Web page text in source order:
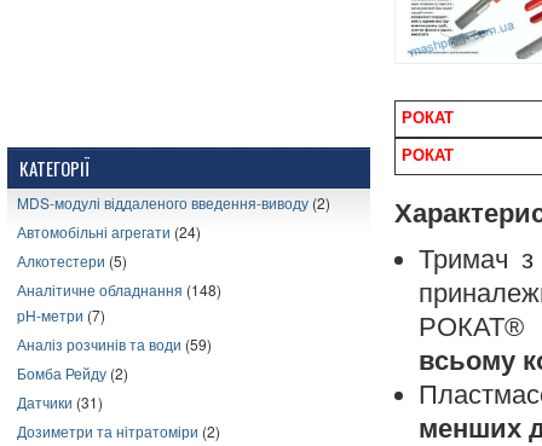
КАТЕГОРІЇ
MDS-модулі віддаленого введення-виводу (2)
Автомобільні агрегати (24)
Алкотестери (5)
Аналітичне обладнання (148)
pH-метри (7)
Аналіз розчинів та води (59)
Бомба Рейду (2)
Датчики (31)
Дозиметри та нітратоміри (2)
РОКАТ
РОКАТ
Тримач з
РОКАТ®
всьому
менших